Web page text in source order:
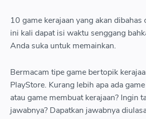
akan tempatkan status Anda sebagai
">6 Forge of Empires table align center
0 class tr caption container style
googleusercontent com img b
AVvXsEi3VJg6xl8MBB0uHR
gnibckWYAfCQJ
10 game kerajaan yang akan dibahas
ini kali dapat isi waktu senggang
Anda suka untuk memainkan.
Bermacam tipe game bertopik
PlayStore. Kurang lebih apa ada
atau game membuat kerajaan? Ingin
jawabnya? Dapatkan jawabnya